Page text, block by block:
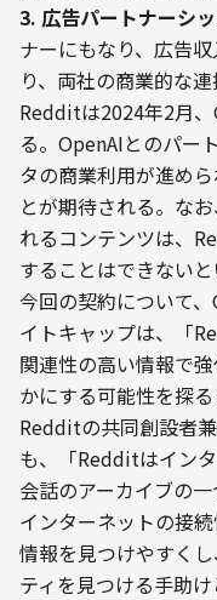
3. 広告パートナーシッ
ナーにもなり、広告
り、両社の商業的な連
Redditは2024年2月
る。OpenAIとのパー
タの商業利用が進め
とが期待される。な
れるコンテンツは、
することはできない
今回の契約について
イトキャップは、「
関連性の高い情報で
かにする可能性を探
Redditの共同創設者
も、「Redditはイン
会話のアーカイブの
インターネットの接
情報を見つけやすく
ティを見つける手助